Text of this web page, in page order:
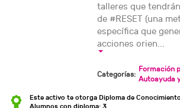
talleres que
de #RESET (una
específica que
acciones orien...
Categorías:
Formación
Autoayuda
Este activo te otorga Diploma de Conocimiento